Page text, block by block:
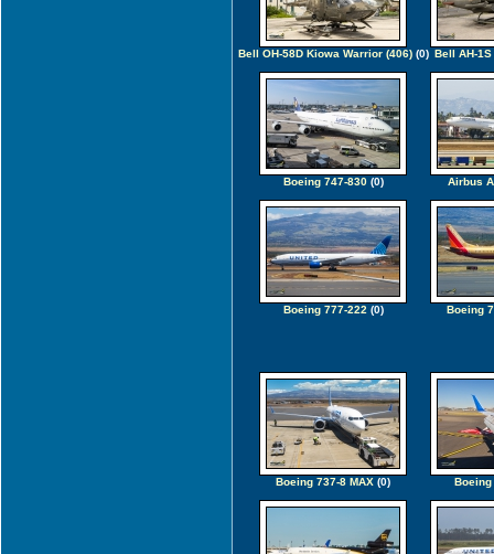
Bell OH-58D Kiowa Warrior (406)(0) Bell AH-
Boeing 747-830(0) Airbus
Boeing 777-222 (0) Boeing
Boeing 737-8 MAX (0) Boeing